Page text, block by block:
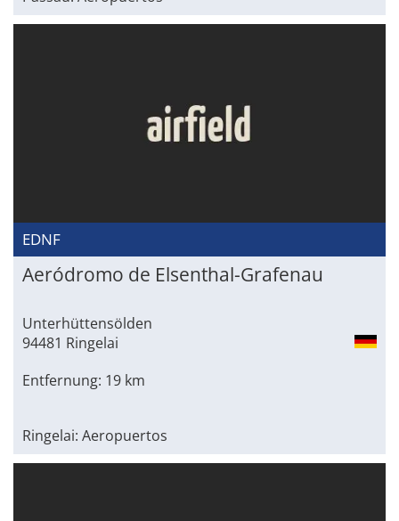
EDNF
Aeródromo de Elsenthal-Grafenau
Unterhüttensölden
94481 Ringelai
Entfernung: 19 km
Ringelai: Aeropuertos